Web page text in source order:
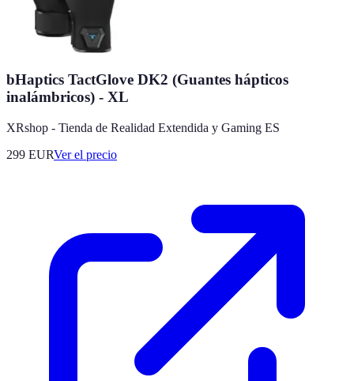
bHaptics TactGlove DK2 (Guantes hápticos
inalámbricos) - XL
XRshop - Tienda de Realidad Extendida y Gaming ES
299 EURVer el precio